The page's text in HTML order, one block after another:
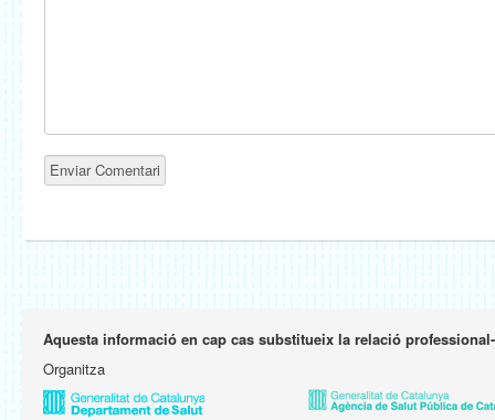
Aquesta informació en cap cas substitueix la relació
Organitza